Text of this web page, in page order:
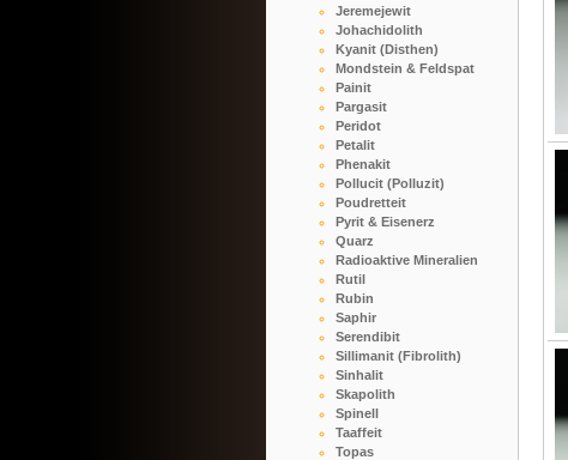
Jeremejewit
Johachidolith
Kyanit (Disthen)
Mondstein & Feldspat
Painit
Pargasit
Peridot
Petalit
Phenakit
Pollucit (Polluzit)
Poudretteit
Pyrit & Eisenerz
Quarz
Radioaktive Mineralien
Rutil
Rubin
Saphir
Serendibit
Sillimanit (Fibrolith)
Sinhalit
Skapolith
Spinell
Taaffeit
Topas